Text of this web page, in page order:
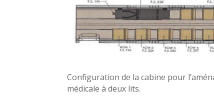
Configuration de la cabine pour
médicale à deux lits.